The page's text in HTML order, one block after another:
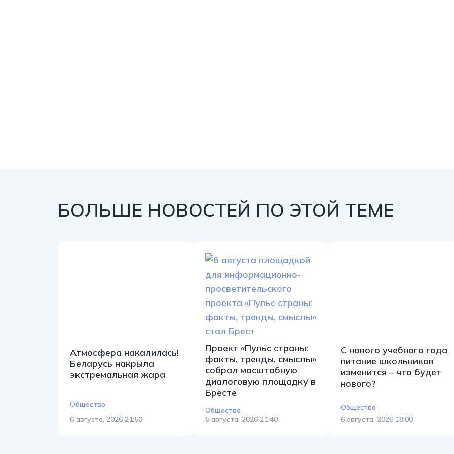
Проект «Пульс страны:
факты, тренды, смыслы»
собрал масштабную
диалоговую площадку в
Бресте
Общество
6 августа, 2026 21:40
Новости ТелекомпанияПроекты